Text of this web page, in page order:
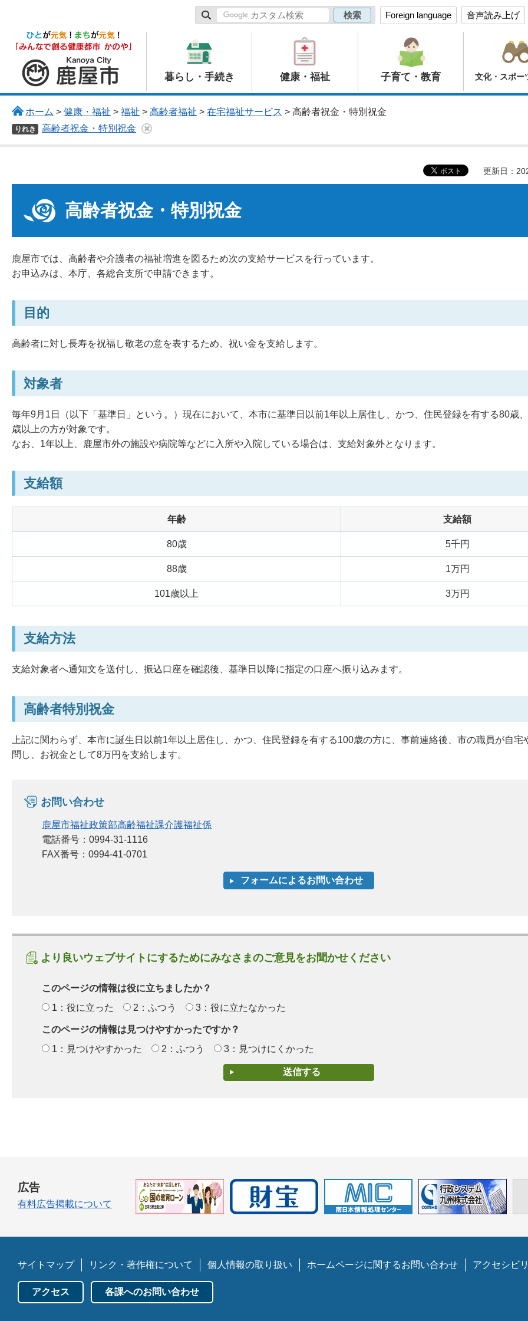
Foreign language 音声読み上げ
鹿屋市
暮らし・手続き 健康・福祉 子育て・教育 文化・スポー
ホーム > 健康・福祉 > 福祉 > 高齢者福祉 > 在宅福祉サービス > 高齢者祝金・特別祝金
りれき 高齢者祝金・特別祝金
更新日：
高齢者祝金・特別祝金
鹿屋市では、高齢者や介護者の福祉増進を図るため次の支給サービスを行っています。
お申込みは、本庁、各総合支所で申請できます。
目的
高齢者に対し長寿を祝福し敬老の意を表するため、祝い金を支給します。
対象者
毎年9月1日（以下「基準日」という。）現在において、本市に基準日以前1年以上居住し、かつ、住民登録を有する80歳
歳以上の方が対象です。
なお、1年以上、鹿屋市外の施設や病院等などに入所や入院している場合は、支給対象外となります。
支給額
年齢 支給額
80歳 5千円
88歳 1万円
101歳以上 3万円
支給方法
支給対象者へ通知文を送付し、振込口座を確認後、基準日以降に指定の口座へ振り込みます。
高齢者特別祝金
上記に関わらず、本市に誕生日以前1年以上居住し、かつ、住民登録を有する100歳の方に、事前連絡後、市の職員が自宅
問し、お祝金として8万円を支給します。
お問い合わせ
鹿屋市福祉政策部高齢福祉課介護福祉係
電話番号：0994-31-1116
FAX番号：0994-41-0701
より良いウェブサイトにするためにみなさまのご意見をお聞かせください
このページの情報は役に立ちましたか？
1：役に立った
2：ふつう 3：役に立たなかった
このページの情報は見つけやすかったですか？
1：見つけやすかった
2：ふつう 3：見つけにくかった
広告
有料広告掲載について
サイトマップ リンク・著作権について 個人情報の取り扱い ホームページに関するお問い合わせ アクセシビ
アクセス 各課へのお問い合わせ